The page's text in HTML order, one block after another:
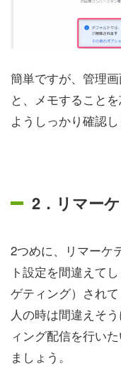
簡単ですが、管理
と、メモすること
ようしっかり確認し
2．リマー
2つめに、リマーケ
ト設定を間違えて
ゲティング）され
人の時は間違えそ
ィング配信を行い
ましょう。